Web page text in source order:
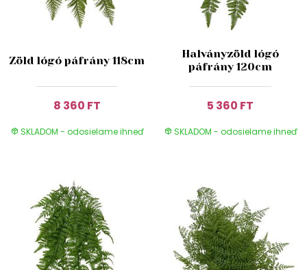
Zöld lógó páfrány 118cm
8 360 FT
SKLADOM - odosielame ihneď
Halványzöld lógó
páfrány 120cm
5 360 FT
SKLADOM - odosielame ihneď